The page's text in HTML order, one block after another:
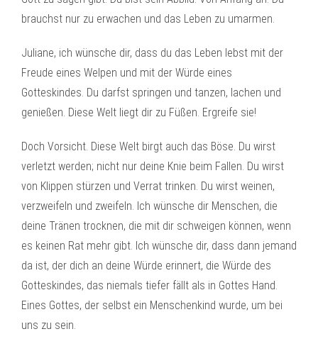
brauchst nur zu erwachen und das Leben zu umarmen.
Juliane, ich wünsche dir, dass du das Leben lebst mit der
Freude eines Welpen und mit der Würde eines
Gotteskindes. Du darfst springen und tanzen, lachen und
genießen. Diese Welt liegt dir zu Füßen. Ergreife sie!
Doch Vorsicht. Diese Welt birgt auch das Böse. Du wirst
verletzt werden; nicht nur deine Knie beim Fallen. Du wirst
von Klippen stürzen und Verrat trinken. Du wirst weinen,
verzweifeln und zweifeln. Ich wünsche dir Menschen, die
deine Tränen trocknen, die mit dir schweigen können, wenn
es keinen Rat mehr gibt. Ich wünsche dir, dass dann jemand
da ist, der dich an deine Würde erinnert, die Würde des
Gotteskindes, das niemals tiefer fällt als in Gottes Hand.
Eines Gottes, der selbst ein Menschenkind wurde, um bei
uns zu sein.